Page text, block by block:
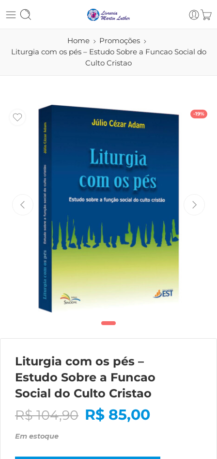
Home
Promoções
Liturgia com os pés – Estudo Sobre a Funcao Social do
Culto Cristao
-19%
Liturgia com os pés –
Estudo Sobre a Funcao
Social do Culto Cristao
R$104,90 R$ 85,00
Em estoque